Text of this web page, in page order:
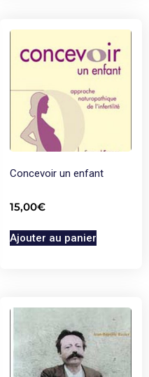
Concevoir un enfant
15,00€
Ajouter au panier